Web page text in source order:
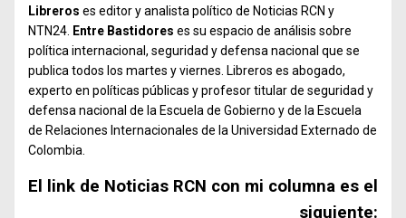
Libreros es editor y analista político de Noticias RCN y
NTN24. Entre Bastidores es su espacio de análisis sobre
política internacional, seguridad y defensa nacional que se
publica todos los martes y viernes. Libreros es abogado,
experto en políticas públicas y profesor titular de seguridad y
defensa nacional de la Escuela de Gobierno y de la Escuela
de Relaciones Internacionales de la Universidad Externado de
Colombia.
El link de Noticias RCN con mi columna es el
siguiente: